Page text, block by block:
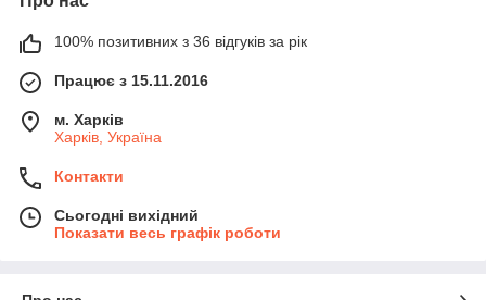
100% позитивних з 36 відгуків за рік
Працює з 15.11.2016
м. Харків
Харків, Україна
Контакти
Сьогодні вихідний
Показати весь графік роботи